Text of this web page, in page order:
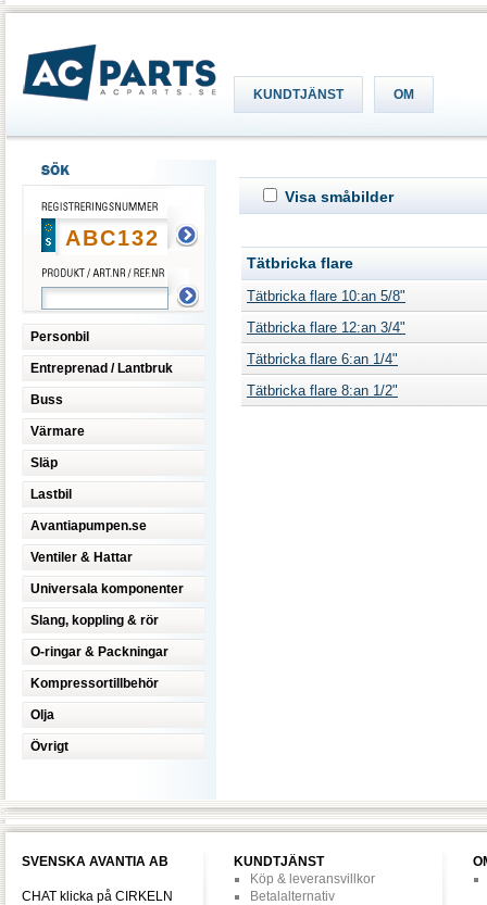
KUNDTJÄNST OM
Personbil
Entreprenad / Lantbruk
Buss
Värmare
Släp
Lastbil
Avantiapumpen.se
Ventiler & Hattar
Universala komponenter
Slang, koppling & rör
O-ringar & Packningar
Kompressortillbehör
Olja
Övrigt
Visa småbilder
Tätbricka flare
Tätbricka flare 10:an 5/8"
Tätbricka flare 12:an 3/4"
Tätbricka flare 6:an 1/4"
Tätbricka flare 8:an 1/2"
SVENSKA AVANTIA AB
CHAT klicka på CIRKELN
KUNDTJÄNST
Köp & leveransvillkor
Betalalternativ